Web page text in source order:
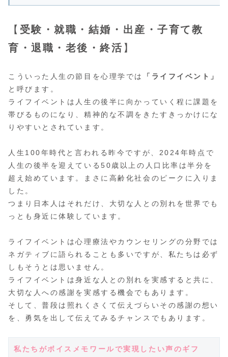
【 受験・就職・結婚・出産 ・子育て教
育・退職・老後・終活 】
こういった人生の節目を心理学では
「ライフイベント」
と呼びます。
ライフイベントは人生の後半に向かっていく程に課題を
帯びるものになり、精神的な不調をきたすきっかけにな
りやすいとされています。
人生100年時代と言われる昨今ですが、2024年時点で
人生の後半を迎えている50歳以上の人口比率は半分を
超え始めています。まさに高齢化社会のピークに入りま
した。
つまり日本人はそれだけ、大切な人との別れを世界でも
っとも身近に体験しています。
ライフイベントは心理療法やカウンセリングの分野では
ネガティブに語られることも多いですが、私たちは必ず
しもそうとは思いません。
ライフイベントは身近な人との別れを実感すると共に、
大切な人への感謝を実感する機会でもあります。
そして、普段は照れくさくて伝えづらいその感謝の想い
を、勇気を出して伝えてみるチャンスでもあります。
私たちがボイスメモワールで実現したい声のギフ